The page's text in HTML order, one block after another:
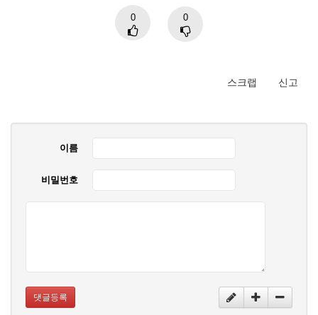
0 0
스크랩 신고
이름
비밀번호
댓글등록